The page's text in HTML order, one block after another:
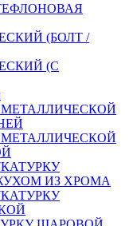
(БОЛТ /
(С
ИЗ ХРОМА